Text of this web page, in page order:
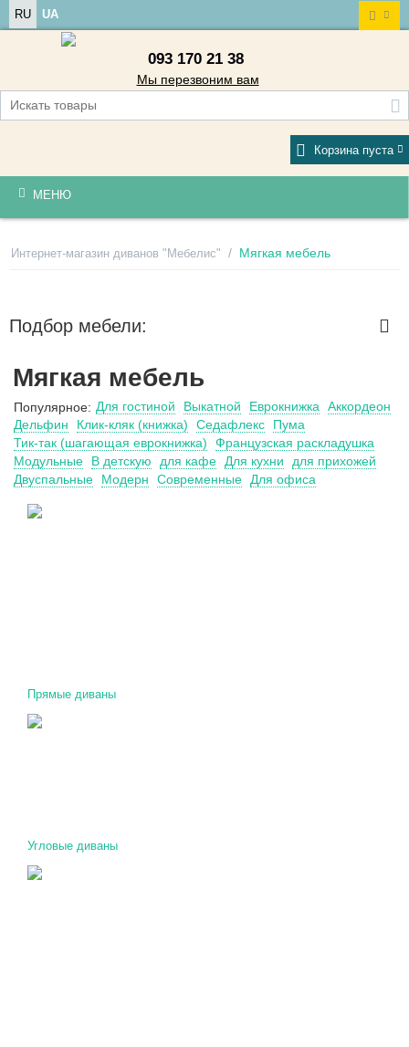
RU UA
093 170 21 38
Мы перезвоним вам
Корзина пуста
МЕНЮ
Интернет-магазин диванов "Мебелис" / Мягкая мебель
Подбор мебели:
Мягкая мебель
Популярное: Для гостиной Выкатной Еврокнижка
Аккордеон
Дельфин
Клик-кляк (книжка) Седафлекс
Пума
Тик-так (шагающая еврокнижка)
Французская раскладушка
Модульные
В детскую для кафе Для кухни
для прихожей
Двуспальные
Модерн Современные Для офиса
Прямые диваны
Угловые диваны